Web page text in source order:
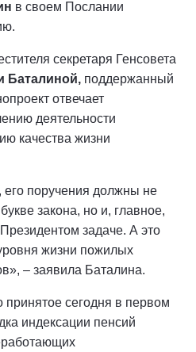
в своем Послании
секретаря Генсовета
Баталиной, поддержанный
отвечает
деятельности
качества жизни
поручения должны не
закона, но и, главное,
задаче. А это
жизни пожилых
– заявила Баталина.
принятое сегодня в первом
индексации пенсий